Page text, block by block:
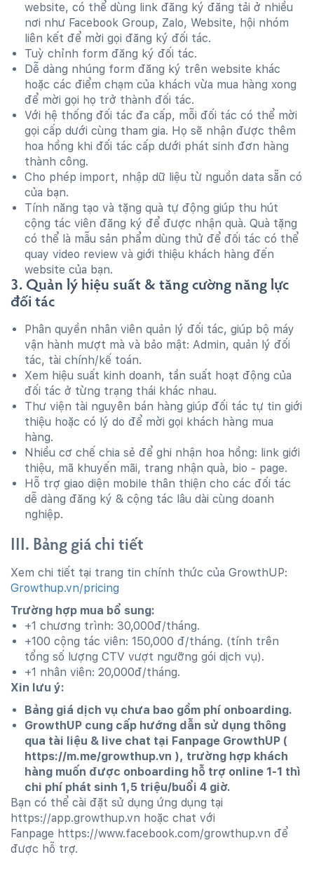
website, có thể dùng link đăng ký đăng tải ở nhiều
nơi như Facebook Group, Zalo, Website, hội nhóm
liên kết để mời gọi đăng ký đối tác.
Tuỳ chỉnh form đăng ký đối tác.
Dễ dàng nhúng form đăng ký trên website khác
hoặc các điểm chạm của khách vừa mua hàng xong
để mời gọi họ trở thành đối tác.
Với hệ thống đối tác đa cấp, mỗi đối tác có thể mời
gọi cấp dưới cùng tham gia. Họ sẽ nhận được thêm
hoa hồng khi đối tác cấp dưới phát sinh đơn hàng
thành công.
Cho phép import, nhập dữ liệu từ nguồn data sẵn có
của bạn.
Tính năng tạo và tặng quà tự động giúp thu hút
cộng tác viên đăng ký để được nhận quà. Quà tặng
có thể là mẫu sản phẩm dùng thử để đối tác có thể
quay video review và giới thiệu khách hàng đến
website của bạn.
3. Quản lý hiệu suất & tăng cường năng lực
đối tác
Phân quyền nhân viên quản lý đối tác, giúp bộ máy
vận hành mượt mà và bảo mật: Admin, quản lý đối
tác, tài chính/kế toán.
Xem hiệu suất kinh doanh, tần suất hoạt động của
đối tác ở từng trạng thái khác nhau.
Thư viện tài nguyên bán hàng giúp đối tác tự tin giới
thiệu hoặc có lý do để mời gọi khách hàng mua
hàng.
Nhiều cơ chế chia sẻ để ghi nhận hoa hồng: link giới
thiệu, mã khuyến mãi, trang nhận quà, bio - page.
Hỗ trợ giao diện mobile thân thiện cho các đối tác
dễ dàng đăng ký & cộng tác lâu dài cùng doanh
nghiệp.
III. Bảng giá chi tiết
Xem chi tiết tại trang tin chính thức của GrowthUP:
Growthup.vn/pricing
Trường hợp mua bổ sung:
+1 chương trình: 30,000đ/tháng.
+100 cộng tác viên: 150,000 đ/tháng. (tính trên
tổng số lượng CTV vượt ngưỡng gói dịch vụ).
+1 nhân viên: 20,000đ/tháng.
Xin lưu ý:
Bảng giá dịch vụ chưa bao gồm phí onboarding.
GrowthUP cung cấp hướng dẫn sử dụng thông
qua tài liệu & live chat tại Fanpage GrowthUP (
https://m.me/growthup.vn ), trường hợp khách
hàng muốn được onboarding hỗ trợ online 1-1 thì
chi phí phát sinh 1,5 triệu/buổi 4 giờ.
Bạn có thể cài đặt sử dụng ứng dụng tại
https://app.growthup.vn hoặc chat với
Fanpage https://www.facebook.com/growthup.vn để
được hỗ trợ.